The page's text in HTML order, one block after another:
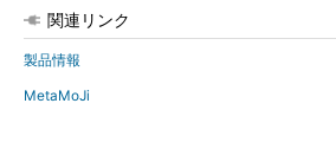
関連リンク
製品情報
MetaMoJi